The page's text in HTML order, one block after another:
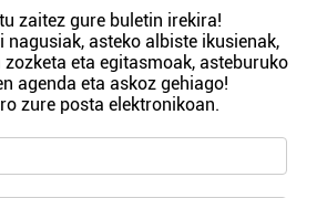
zaitez gure buletin irekira!
nagusiak, asteko albiste ikusienak,
eta egitasmoak, asteburuko
agenda eta askoz gehiago!
zure posta elektronikoan.